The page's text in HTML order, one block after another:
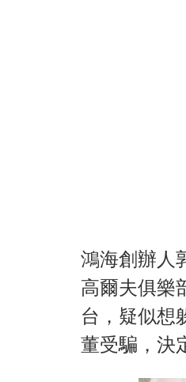
鴻海創辦人
高爾夫俱樂
台，疑似想
董受騙，決